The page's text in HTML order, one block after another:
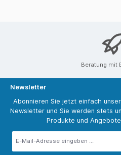
Beratung mit
Newsletter
Abonnieren Sie jetzt einfach
Newsletter und Sie werden stets
Produkte und